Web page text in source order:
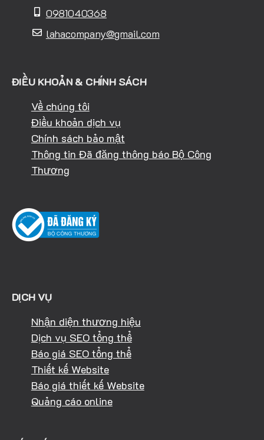
0981040368
lahacompany@gmail.com
ĐIỀU KHOẢN & CHÍNH SÁCH
Về chúng tôi
Điều khoản dịch vụ
Chính sách bảo mật
Thông tin Đã đăng thông báo Bộ Công
Thương
DỊCH VỤ
Nhận diện thương hiệu
Dịch vụ SEO tổng thể
Báo giá SEO tổng thể
Thiết kế Website
Báo giá thiết kế Website
Quảng cáo online